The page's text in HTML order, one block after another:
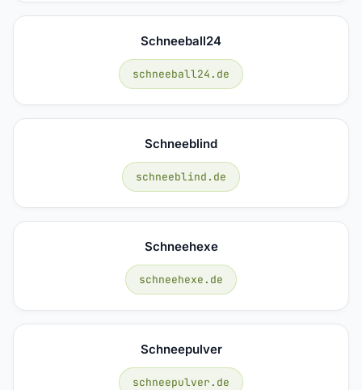
Schneeball24
schneeball24.de
Schneeblind
schneeblind.de
Schneehexe
schneehexe.de
Schneepulver
schneepulver.de